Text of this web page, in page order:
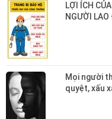
LỢI ÍCH
NGƯỜI LAO
Mọi người
quyệt, xấu